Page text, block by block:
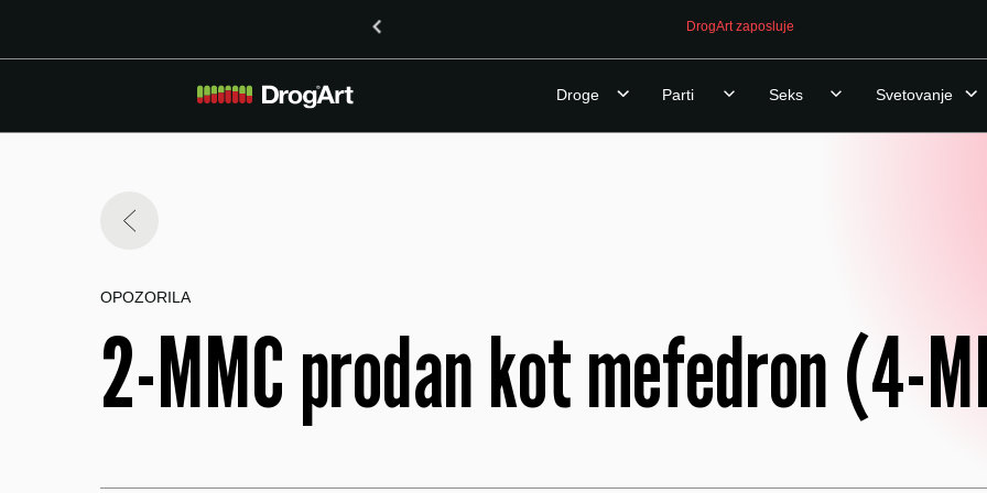
DrogArt zaposluje
Droge Parti Seks Svetovanje
OPOZORILA
2-MMC prodan kot mefedron (4-